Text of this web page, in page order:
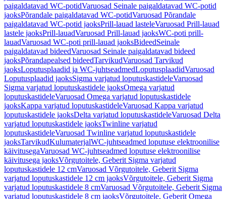
paigaldatavad WC-potidVaruosad Seinale paigaldatavad WC-potid
jaoksPõrandale paigaldatavad WC-potidVaruosad Põrandale
paigaldatavad WC-potid jaoksPrill-lauad lasteleVaruosad Prill-lauad
lastele jaoksPrill-lauadVaruosad Prill-lauad jaoksWC-poti prill-
lauadVaruosad WC-poti prill-lauad jaoksBideedSeinale
paigaldatavad bideedVaruosad Seinale paigaldatavad bideed
jaoksPõrandapealsed bideedTarvikudVaruosad Tarvikud
jaoksLoputusplaadid ja WC-juhtseadmedLoputusplaadidVaruosad
Loputusplaadid jaoksSigma varjatud loputuskastideleVaruosad
Sigma varjatud loputuskastidele jaoksOmega varjatud
loputuskastideleVaruosad Omega varjatud loputuskastidele
jaoksKappa varjatud loputuskastideleVaruosad Kappa varjatud
loputuskastidele jaoksDelta varjatud loputuskastideleVaruosad Delta
varjatud loputuskastidele jaoksTwinline varjatud
loputuskastideleVaruosad Twinline varjatud loputuskastidele
jaoksTarvikudKulumaterjalWC-juhtseadmed loputuse elektroonilise
käivitusegaVaruosad WC-juhtseadmed loputuse elektroonilise
käivitusega jaoksVõrgutoitele, Geberit Sigma varjatud
loputuskastidele 12 cmVaruosad Võrgutoitele, Geberit Sigma
varjatud loputuskastidele 12 cm jaoksVõrgutoitele, Geberit Sigma
varjatud loputuskastidele 8 cmVaruosad Võrgutoitele, Geberit Sigma
varjatud loputuskastidele 8 cm jaoksVõrgutoitele, Geberit Omega